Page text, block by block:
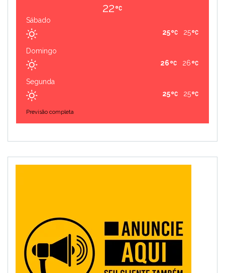
22
Sábado
25
25
Domingo
26
26
Segunda
25
25
Previsão completa